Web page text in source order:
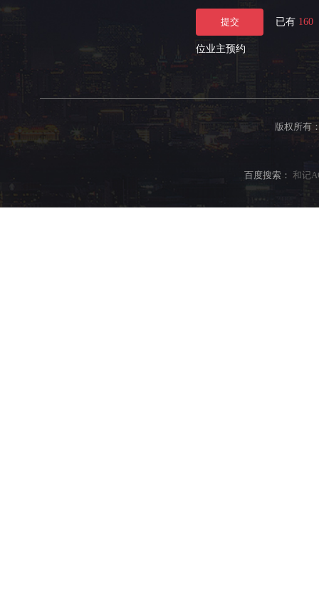
提交 已有 160
位业主预约
版权所有
百度搜索： 和记